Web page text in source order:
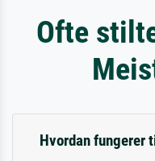
Ofte
Hvordan fungerer